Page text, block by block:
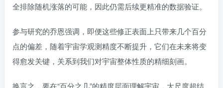
全排除随机涨落的可能，因此仍需后续更精准的数据验证。
参与研究的乔恩强调，即便这些修正表面上只带来几个百分
点的偏差，随着宇宙学观测精度不断提升，它们在未来将变
得愈发关键，关系到我们对宇宙整体性质的精细刻画。
换言之，要在“百分之几”的精度层面理解宇宙，大尺度超结